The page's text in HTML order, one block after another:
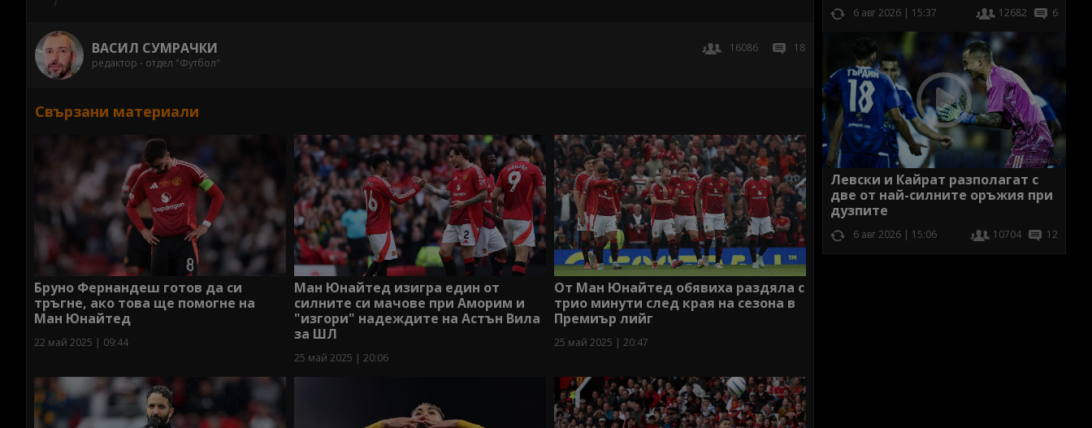
ВАСИЛ СУМРАЧКИ
редактор - отдел "Футбол"
16086 18
Свързани материали
Бруно Фернандеш готов да си
тръгне, ако това ще помогне на
Ман Юнайтед
22 май 2025 | 09:44
Ман Юнайтед изигра един от
силните си мачове при Аморим и
"изгори" надеждите на Астън Вила
за ШЛ
25 май 2025 | 20:06
От Ман Юнайтед обявиха раздяла с
трио минути след края на сезона в
Премиър лийг
25 май 2025 | 20:47
6 авг 2026 | 15:37 12682 6
Левски и Кайрат разполагат с
две от най-силните оръжия при
дузпите
6 авг 2026 | 15:06 10704 12